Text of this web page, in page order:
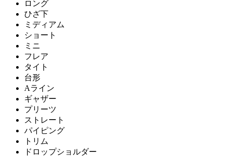
ロング
ひざ下
ミディアム
ショート
ミニ
フレア
タイト
台形
Aライン
ギャザー
プリーツ
ストレート
パイピング
トリム
ドロップショルダー